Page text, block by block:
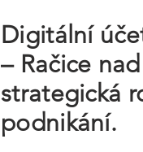
Digitální
– Račice
strategická
podnikání.